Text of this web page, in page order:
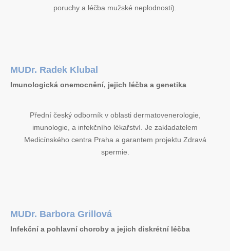
poruchy a léčba mužské neplodnosti).
MUDr. Radek Klubal
Imunologická onemocnění, jejich léčba a genetika
Přední český odborník v oblasti dermatovenerologie,
imunologie, a infekčního lékařství. Je zakladatelem
Medicínského centra Praha a garantem projektu Zdravá
spermie.
MUDr. Barbora Grillová
Infekční a pohlavní choroby a jejich diskrétní léčba